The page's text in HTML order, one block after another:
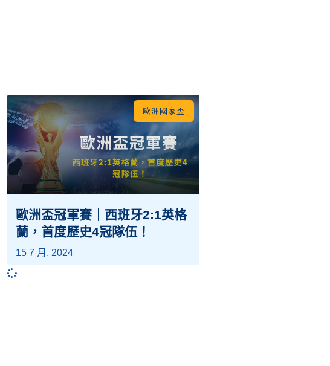
歐洲國家盃
歐洲盃冠軍賽｜西班牙2:1英格
蘭，首度歷史4冠隊伍！
15 7 月, 2024